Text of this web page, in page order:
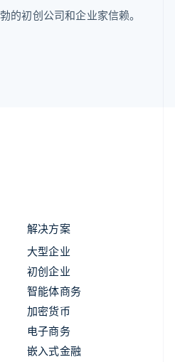
的初创公司和企业家信赖。
解决方案
大型企业
初创企业
智能体商务
加密货币
电子商务
嵌入式金融